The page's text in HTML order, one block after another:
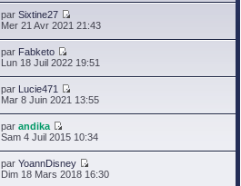
par Sixtine27
Mer 21 Avr 2021 21:43
par Fabketo
Lun 18 Juil 2022 19:51
par Lucie471
Mar 8 Juin 2021 13:55
par andika
Sam 4 Juil 2015 10:34
par YoannDisney
Dim 18 Mars 2018 16:30